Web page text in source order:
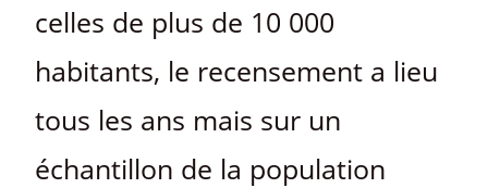
celles de plus de 10 000
habitants, le recensement a lieu
tous les ans mais sur un
échantillon de la population